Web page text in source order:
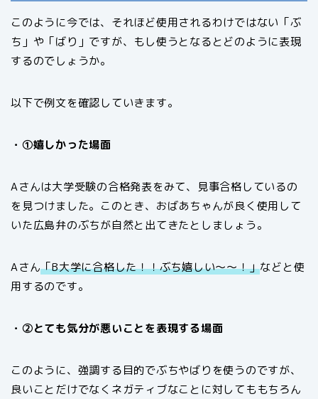
このように今では、それほど使用されるわけではない「ぶ
ち」や「ばり」ですが、もし使うとなるとどのように表現
するのでしょうか。
以下で例文を確認していきます。
・①嬉しかった場面
Aさんは大学受験の合格発表をみて、見事合格しているの
を見つけました。このとき、おばあちゃんが良く使用して
いた広島弁のぶちが自然と出てきたとしましょう。
Aさん「B大学に合格した！！ぶち嬉しい～～！」などと使
用するのです。
・②とても気分が悪いことを表現する場面
このように、強調する目的でぶちやばりを使うのですが、
良いことだけでなくネガティブなことに対してももちろん